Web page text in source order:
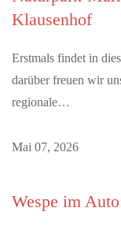
Klausenhof
Erstmals findet in
darüber freuen wir
regionale…
Mai 07, 2026
Wespe im